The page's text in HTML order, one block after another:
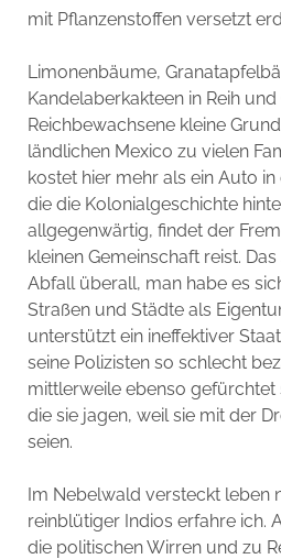
mit Pflanzenstoffen versetzt
Limonenbäume,
Kandelaberkakteen in Reih und
Reichbewachsene kleine
ländlichen Mexico zu vielen
kostet hier mehr als ein Auto in
die die Kolonialgeschichte
allgegenwärtig, findet der
kleinen Gemeinschaft reist.
Abfall überall, man habe es
Straßen und Städte als
unterstützt ein ineffektiver
seine Polizisten so schlecht
mittlerweile ebenso gefürchtet
die sie jagen, weil sie mit der
seien.
Im Nebelwald versteckt leben
reinblütiger Indios erfahre ich.
die politischen Wirren und zu